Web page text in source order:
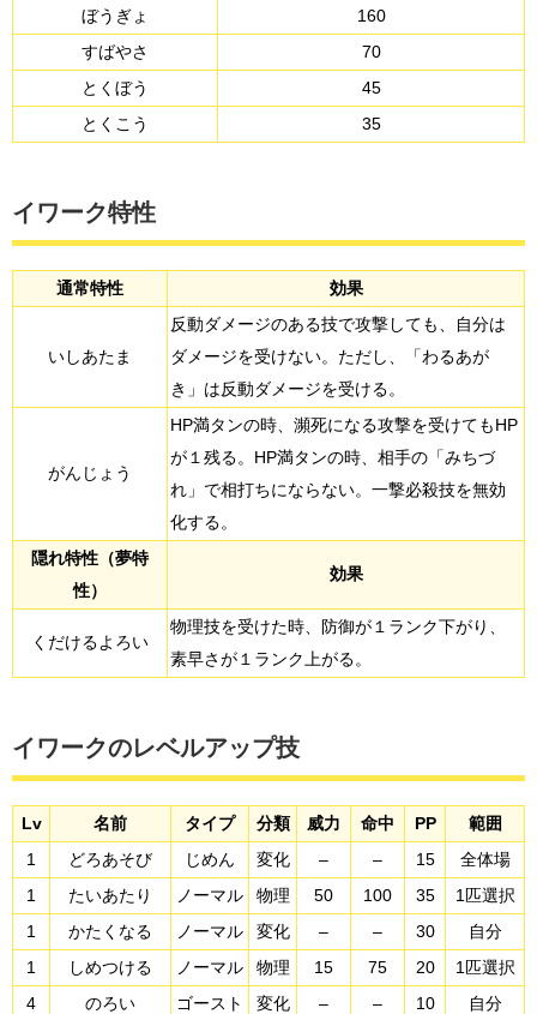
ぼうぎょ
160
すばやさ
70
とくぼう
45
とくこう
35
イワーク特性
通常特性 効果
いしあたま
反動ダメージのある技で攻撃しても、自分は
ダメージを受けない。ただし、「わるあが
き」は反動ダメージを受ける。
がんじょう
HP満タンの時、瀕死になる攻撃を受けてもHP
が１残る。HP満タンの時、相手の「みちづ
れ」で相打ちにならない。一撃必殺技を無効
化する。
隠れ特性（夢特
性）
効果
くだけるよろい
物理技を受けた時、防御が１ランク下がり、
素早さが１ランク上がる。
イワークのレベルアップ技
Lv 名前 タイプ 分類 威力 命中 PP
範囲
1
どろあそび じめん 変化 – – 15
全体場
1
たいあたり ノーマル 物理 50 100 35
1匹選択
1
かたくなる ノーマル 変化 – – 30
自分
1
しめつける ノーマル 物理 15 75 20
1匹選択
4
のろい ゴースト 変化 – – 10
自分